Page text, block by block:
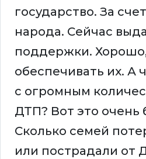
государство. За
народа. Сейчас
поддержки.
обеспечивать их. А
с огромным
ДТП? Вот это очень
Сколько семей
или пострадали от